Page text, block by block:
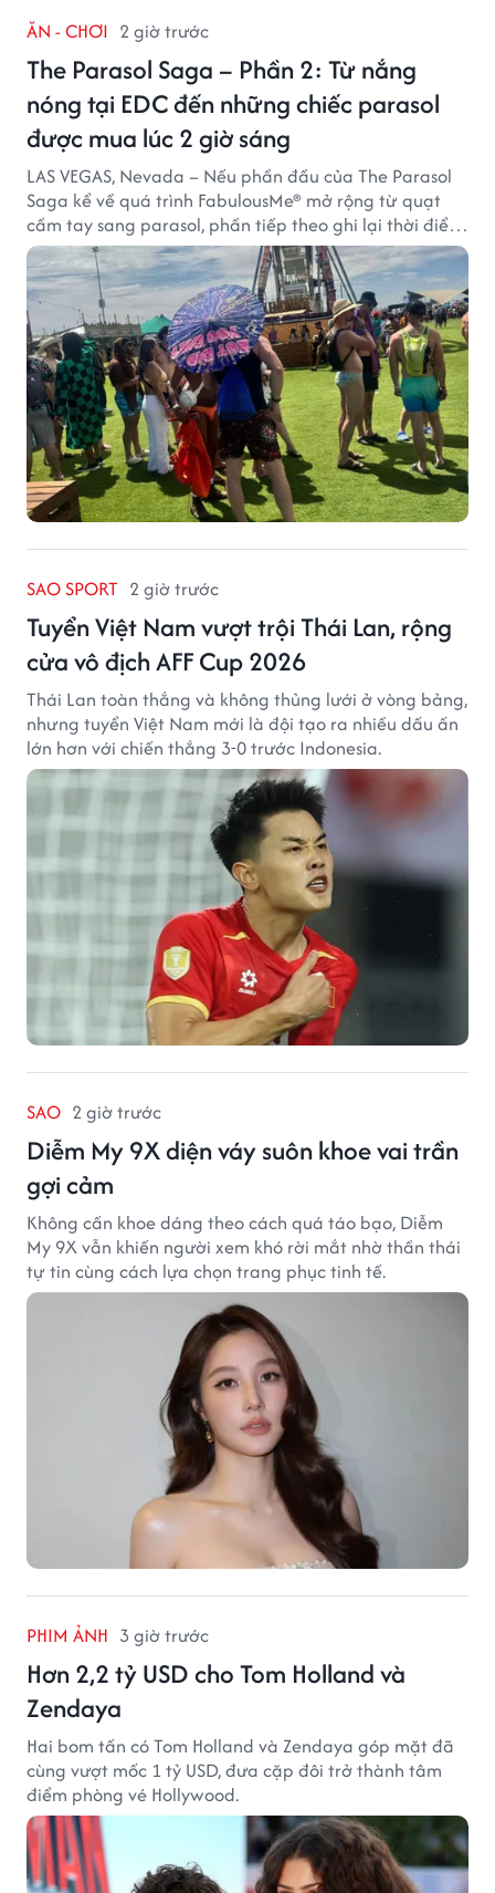
ĂN - CHƠI 2 giờ trước
The Parasol Saga – Phần 2: Từ nắng
nóng tại EDC đến những chiếc parasol
được mua lúc 2 giờ sáng
LAS VEGAS, Nevada – Nếu phần đầu của The Parasol
Saga kể về quá trình FabulousMe® mở rộng từ quạt
cầm tay sang parasol, phần tiếp theo ghi lại thời điểm
sản phẩm được thị trường đón nhận và dần vượt khỏi
công năng che nắng thông thường.
SAO SPORT 2 giờ trước
Tuyển Việt Nam vượt trội Thái Lan, rộng
cửa vô địch AFF Cup 2026
Thái Lan toàn thắng và không thủng lưới ở vòng bảng,
nhưng tuyển Việt Nam mới là đội tạo ra nhiều dấu ấn
lớn hơn với chiến thắng 3-0 trước Indonesia.
SAO 2 giờ trước
Diễm My 9X diện váy suôn khoe vai trần
gợi cảm
Không cần khoe dáng theo cách quá táo bạo, Diễm
My 9X vẫn khiến người xem khó rời mắt nhờ thần thái
tự tin cùng cách lựa chọn trang phục tinh tế.
PHIM ẢNH 3 giờ trước
Hơn 2,2 tỷ USD cho Tom Holland và
Zendaya
Hai bom tấn có Tom Holland và Zendaya góp mặt đã
cùng vượt mốc 1 tỷ USD, đưa cặp đôi trở thành tâm
điểm phòng vé Hollywood.